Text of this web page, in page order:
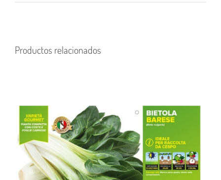
Productos relacionados